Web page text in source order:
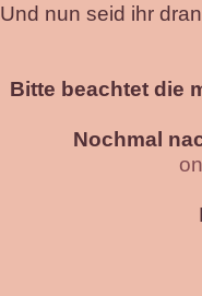
Und nun seid ihr
Bitte beachtet die
Nochmal